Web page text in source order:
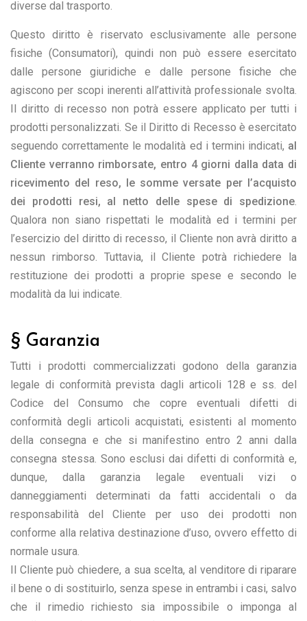
diverse dal trasporto.
Questo diritto è riservato esclusivamente alle persone
fisiche (Consumatori), quindi non può essere esercitato
dalle persone giuridiche e dalle persone fisiche che
agiscono per scopi inerenti all’attività professionale svolta.
Il diritto di recesso non potrà essere applicato per tutti i
prodotti personalizzati. Se il Diritto di Recesso è esercitato
seguendo correttamente le modalità ed i termini indicati, al
Cliente verranno rimborsate, entro 4 giorni dalla data di
ricevimento del reso, le somme versate per l’acquisto
dei prodotti resi, al netto delle spese di spedizione.
Qualora non siano rispettati le modalità ed i termini per
l’esercizio del diritto di recesso, il Cliente non avrà diritto a
nessun rimborso. Tuttavia, il Cliente potrà richiedere la
restituzione dei prodotti a proprie spese e secondo le
modalità da lui indicate.
§ Garanzia
Tutti i prodotti commercializzati godono della garanzia
legale di conformità prevista dagli articoli 128 e ss. del
Codice del Consumo che copre eventuali difetti di
conformità degli articoli acquistati, esistenti al momento
della consegna e che si manifestino entro 2 anni dalla
consegna stessa. Sono esclusi dai difetti di conformità e,
dunque, dalla garanzia legale eventuali vizi o
danneggiamenti determinati da fatti accidentali o da
responsabilità del Cliente per uso dei prodotti non
conforme alla relativa destinazione d’uso, ovvero effetto di
normale usura.
Il Cliente può chiedere, a sua scelta, al venditore di riparare
il bene o di sostituirlo, senza spese in entrambi i casi, salvo
che il rimedio richiesto sia impossibile o imponga al